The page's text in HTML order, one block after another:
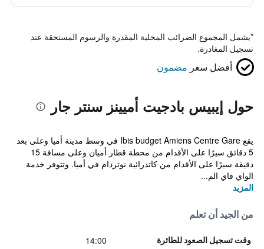
*يشمل المجموع الضرائب المحلية المقدرة والرسوم المستحقة عند
تسجيل المغادرة.
أفضل سعر مضمون
حول إيبيس بادجيت أميينز سنتر جار
يقع Ibis budget Amiens Centre Gare في وسط مدينة أميا وعلى بعد
5 دقائق سيرًا على الأقدام من محطة قطار أميان وعلى مسافة 15
دقيقة سيرًا على الأقدام من كاتدرائية نوتردام في أميا. وتتوفر خدمة
الواي فاي الم...
المزيد
من الجيد أن تعلم
وقت تسجيل الصعود للطائرة 14:00